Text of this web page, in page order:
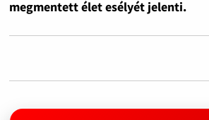
megmentett élet esélyét jelenti.